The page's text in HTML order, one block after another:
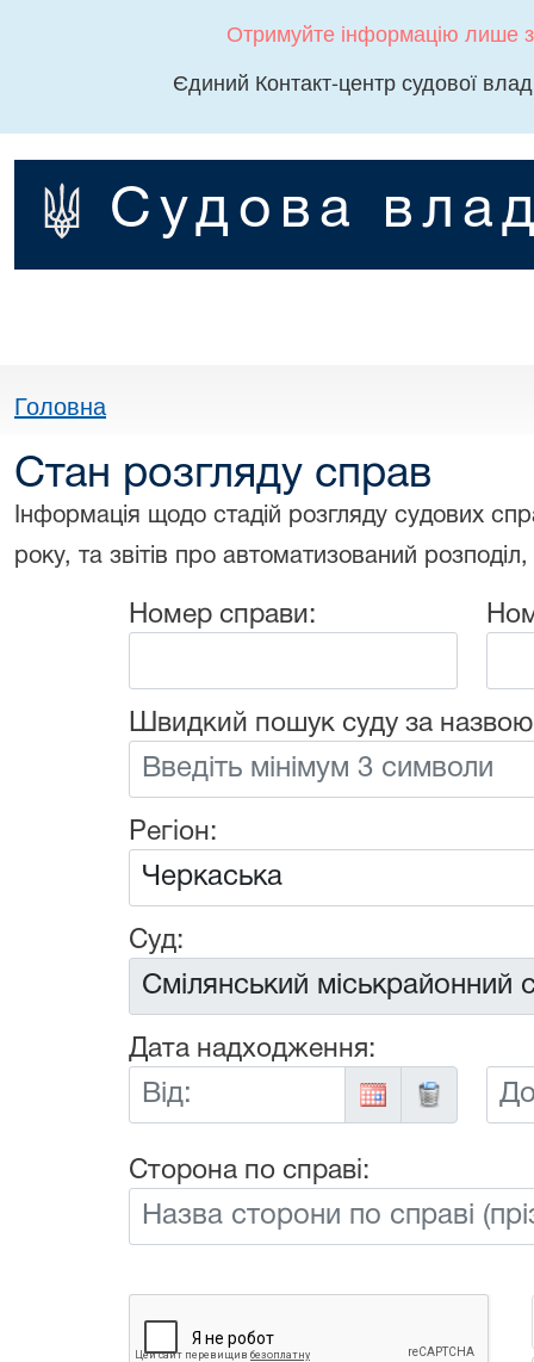
Отримуйте інформацію лише
Єдиний Контакт-центр судової
Судова
Головна
Стан розгляду справ
Інформація щодо стадій розгляду судових
року, та звітів про автоматизований
Номер справи:
Швидкий пошук суду за
Регіон:
Суд:
Дата надходження:
Від:
До:
Сторона по справі: